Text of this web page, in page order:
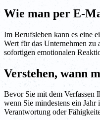
Wie man per E-
Im Berufsleben kann es eine
Wert für das Unternehmen
sofortigen emotionalen
Verstehen, wann
Bevor Sie mit dem Verfassen
wenn Sie mindestens ein
Verantwortung oder